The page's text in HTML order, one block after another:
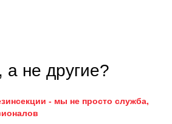
не другие?
- мы не просто служба,